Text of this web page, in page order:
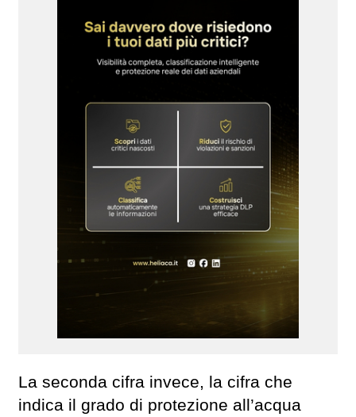
La seconda cifra invece, la cifra che
indica il grado di protezione all’acqua